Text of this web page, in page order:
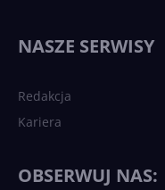
NASZE SERWISY
Redakcja
Kariera
OBSERWUJ NAS: